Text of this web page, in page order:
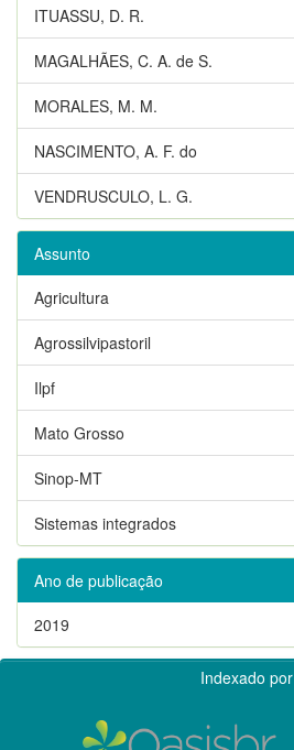
ITUASSU, D. R.
MAGALHÃES, C. A. de S.
MORALES, M. M.
NASCIMENTO, A. F. do
VENDRUSCULO, L. G.
Assunto
Agricultura
Agrossilvipastoril
Ilpf
Mato Grosso
Sinop-MT
Sistemas integrados
Ano de publicação
2019
Indexado por